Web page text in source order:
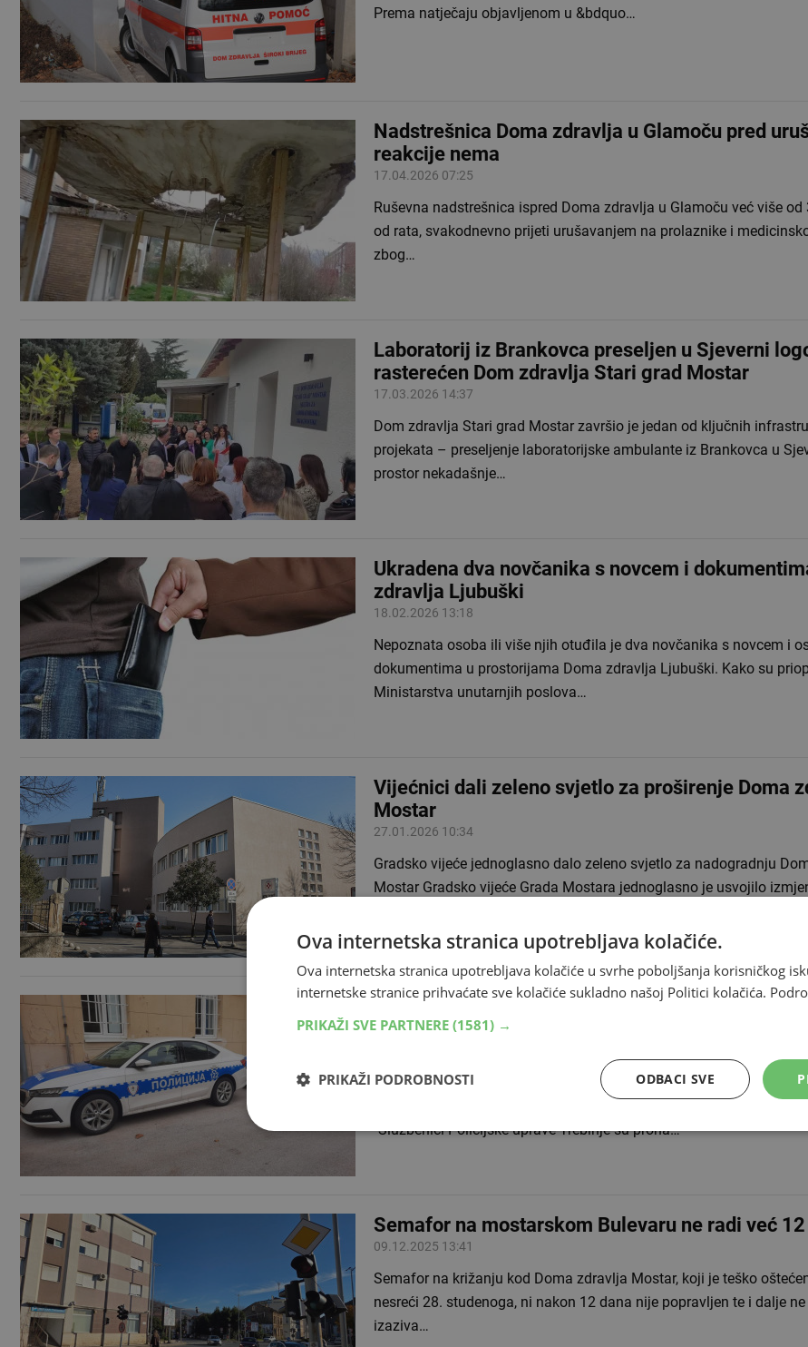
Prema natječaju objavljenom u &bdquo…
Nadstrešnica Doma zdravlja u Glamoču pred
reakcije nema
17.04.2026 07:25
Ruševna nadstrešnica ispred Doma zdravlja u Glamoču već više
od rata, svakodnevno prijeti urušavanjem na prolaznike i
zbog…
Laboratorij iz Brankovca preseljen u Sjeverni
rasterećen Dom zdravlja Stari grad Mostar
17.03.2026 14:37
Dom zdravlja Stari grad Mostar završio je jedan od ključnih
projekata – preseljenje laboratorijske ambulante iz Brankovca u
prostor nekadašnje…
Ukradena dva novčanika s novcem i
zdravlja Ljubuški
18.02.2026 13:18
Nepoznata osoba ili više njih otuđila je dva novčanika s novcem i
dokumentima u prostorijama Doma zdravlja Ljubuški. Kako su
Ministarstva unutarnjih poslova…
Vijećnici dali zeleno svjetlo za proširenje Doma
Mostar
27.01.2026 10:34
Gradsko vijeće jednoglasno dalo zeleno svjetlo za nadogradnju
Mostar Gradsko vijeće Grada Mostara jednoglasno je usvojilo
Rumunjka se izgubila kod Gacka, pronađena je
opsežne potrage
Jedna strankinja koja se večeras izgubila kod Gacka pronađena je
"Službenici Policijske uprave Trebinje su prona…
Semafor na mostarskom Bulevaru ne radi već 12
09.12.2025 13:41
Semafor na križanju kod Doma zdravlja Mostar, koji je teško
nesreći 28. studenoga, ni nakon 12 dana nije popravljen te i dalje ne radi.
izaziva…
Ova internetska stranica upotrebljava kolačiće.
Ova internetska stranica upotrebljava kolačiće u svrhe poboljšanja korisničkog
internetske stranice prihvaćate sve kolačiće sukladno našoj Politici kolačića.
PRIKAŽI SVE PARTNERE (1581) →
ODBACI SVE
PRIKAŽI PODROBNOSTI